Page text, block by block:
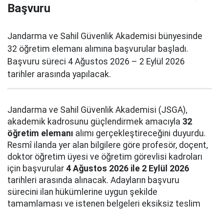
Başvuru
Jandarma ve Sahil Güvenlik Akademisi bünyesinde
32 öğretim elemanı alımına başvurular başladı.
Başvuru süreci 4 Ağustos 2026 – 2 Eylül 2026
tarihler arasında yapılacak.
Jandarma ve Sahil Güvenlik Akademisi (JSGA),
akademik kadrosunu güçlendirmek amacıyla 32
öğretim elemanı alımı gerçekleştireceğini duyurdu.
Resmî ilanda yer alan bilgilere göre profesör, doçent,
doktor öğretim üyesi ve öğretim görevlisi kadroları
için başvurular 4 Ağustos 2026 ile 2 Eylül 2026
tarihleri arasında alınacak. Adayların başvuru
sürecini ilan hükümlerine uygun şekilde
tamamlaması ve istenen belgeleri eksiksiz teslim